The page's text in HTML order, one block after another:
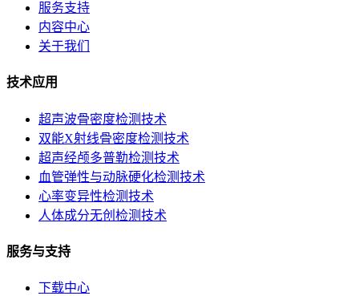
服务支持
内容中心
关于我们
技术应用
超声波骨密度检测技术
双能X射线骨密度检测技术
超声经颅多普勒检测技术
血管弹性与动脉硬化检测技术
心率变异性检测技术
人体成分无创检测技术
服务与支持
下载中心